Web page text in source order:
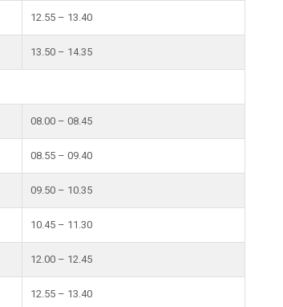
12.55 – 13.40
13.50 – 14.35
08.00 – 08.45
08.55 – 09.40
09.50 – 10.35
10.45 – 11.30
12.00 – 12.45
12.55 – 13.40